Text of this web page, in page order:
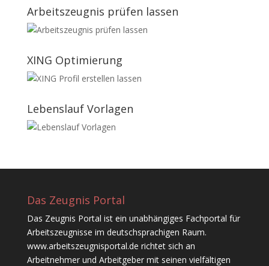
Arbeitszeugnis prüfen lassen
XING Optimierung
Lebenslauf Vorlagen
Das Zeugnis Portal
Das Zeugnis Portal ist ein unabhängiges Fachportal für
Arbeitszeugnisse im deutschsprachigen Raum.
www.arbeitszeugnisportal.de richtet sich an
Arbeitnehmer und Arbeitgeber mit seinen vielfältigen